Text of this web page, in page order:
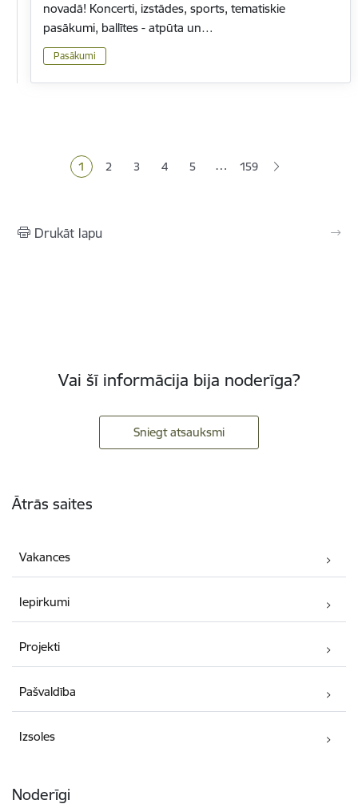
novadā! Koncerti, izstādes, sports, tematiskie
pasākumi, ballītes - atpūta un…
Pasākumi
Pašreizējā lapa
1 Lapa
2 Lapa
3 Lapa
4 Lapa
5 … 159
Drukāt lapu
Vai šī informācija bija noderīga?
Sniegt atsauksmi
Ātrās saites
Vakances
Iepirkumi
Projekti
Pašvaldība
Izsoles
Noderīgi